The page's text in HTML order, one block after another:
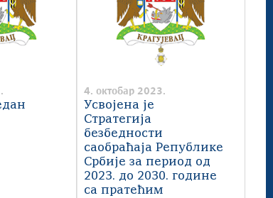
4. октобар 2023.
Усвојена је
Стратегија
безбедности
саобраћаја Републике
Србије за период од
2023. до 2030. године
са пратећим